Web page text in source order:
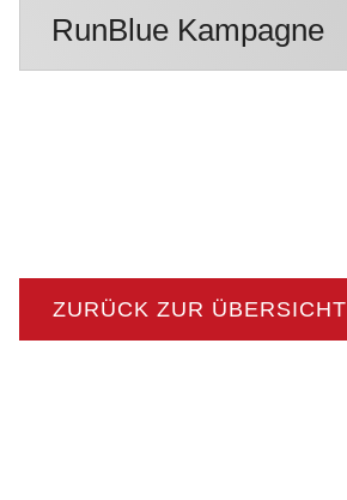
RunBlue Kampagne
ZURÜCK ZUR ÜBERSICHT